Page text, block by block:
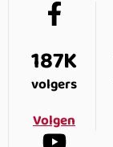
187K
volgers
Volgen